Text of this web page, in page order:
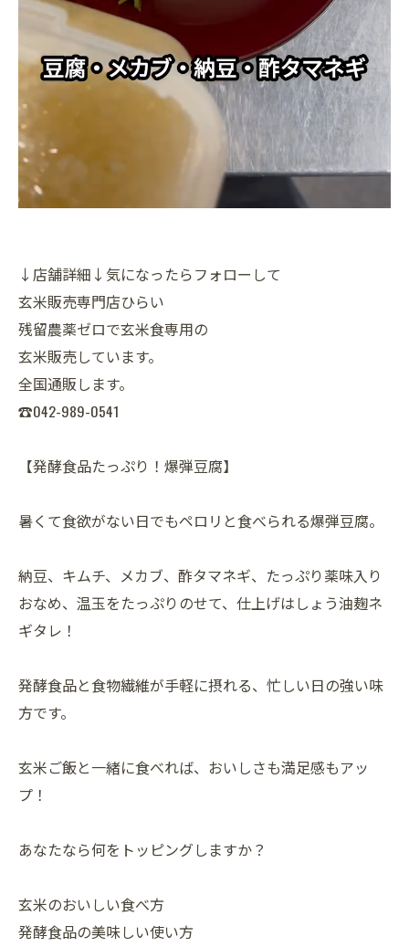
↓店舗詳細↓気になったらフォローして
玄米販売専門店ひらい
残留農薬ゼロで玄米食専用の
玄米販売しています。
全国通販します。
☎042-989-0541
【発酵食品たっぷり！爆弾豆腐】
暑くて食欲がない日でもペロリと食べられる爆弾豆腐。
納豆、キムチ、メカブ、酢タマネギ、たっぷり薬味入り
おなめ、温玉をたっぷりのせて、仕上げはしょう油麹ネ
ギタレ！
発酵食品と食物繊維が手軽に摂れる、忙しい日の強い味
方です。
玄米ご飯と一緒に食べれば、おいしさも満足感もアッ
プ！
あなたなら何をトッピングしますか？
玄米のおいしい食べ方
発酵食品の美味しい使い方